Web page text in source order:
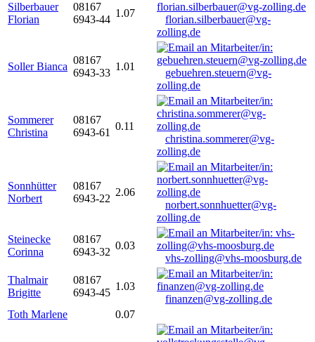
Silberbauer
Florian
08167
6943-44
1.07
florian.silberbauer@vg-
zolling.de
Soller Bianca
08167
6943-33
1.01
gebuehren.steuern@vg-
zolling.de
Sommerer
Christina
08167
6943-61
0.11
christina.sommerer@vg-
zolling.de
Sonnhütter
Norbert
08167
6943-22
2.06
norbert.sonnhuetter@vg-
zolling.de
Steinecke
Corinna
08167
6943-32
0.03
vhs-zolling@vhs-moosburg.de
Thalmair
Brigitte
08167
6943-45
1.03
finanzen@vg-zolling.de
Toth Marlene
0.07